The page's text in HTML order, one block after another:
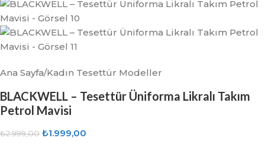
Ana Sayfa/Kadın Tesettür Modeller
BLACKWELL – Tesettür Üniforma Likralı Takım
Petrol Mavisi
₺2.999,00 ₺1.999,00